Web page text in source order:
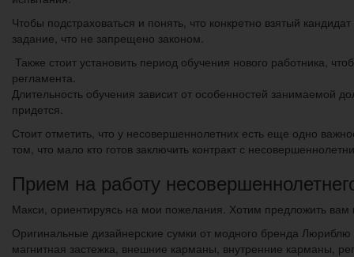
Чтобы подстраховаться и понять, что конкретно взятый
задание, что не запрещено законом.
Также стоит установить период обучения нового работника,
регламента.
Длительность обучения зависит от особенностей занимаемой
придется.
Стоит отметить, что у несовершеннолетних есть еще одно
том, что мало кто готов заключить контракт с
Прием на работу
Макси, ориентируясь на мои пожелания. Хотим предложить
Оригинальные дизайнерские сумки от модного бренда
магнитная застежка, внешние карманы, внутренние карманы,